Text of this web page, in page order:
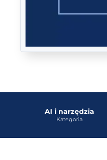
AI i narzędzia
Kategoria